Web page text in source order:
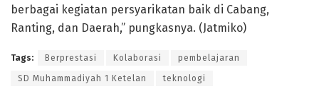
berbagai kegiatan persyarikatan baik di Cabang,
Ranting, dan Daerah,” pungkasnya. (Jatmiko)
Tags: Berprestasi Kolaborasi pembelajaran
SD Muhammadiyah 1 Ketelan teknologi